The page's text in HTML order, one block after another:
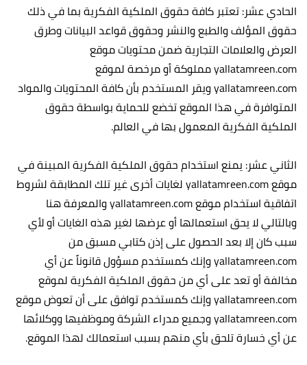
الحادي عشر: تعتبر كافة حقوق الملكية الفكرية بما في ذلك
حقوق المؤلف والطبع والنشر وحقوق قواعد البيانات وطرق
العرض والعلامات التجارية ضمن محتويات موقع
yallatamreen.com مملوكة أو مرخصة لموقع
yallatamreen.com ويقر المستخدم بأن كافة المحتويات والمواد
المتوافرة في هذا الموقع تخضع للحماية بواسطة حقوق
الملكية الفكرية المعمول بها في العالم.
الثاني عشر: يمنع استخدام حقوق الملكية الفكرية المبينة في
موقع yallatamreen.com لغايات أخرى غير تلك المطابقة لشروط
اتفاقية استخدام موقع yallatamreen.com والمعرفة هنا
وبالتالي لا يحق استعمالها أو عرضها لغير هذه الغايات أو لأي
سبب كان إلا بعد الحصول على إذن كتابي مسبق من
yallatamreen.com وإنك كمستخدم مسؤول قانوناً عن أي
مخالفة أو تعد على أي من حقوق الملكية الفكرية لموقع
yallatamreen.com وإنك كمستخدم توافق على أن تعوض موقع
yallatamreen.com وجميع مدراء الشركة وموظفيها ووكلائها
عن أي خسارة تلحق بأي منهم بسبب استعمالك لهذا الموقع.